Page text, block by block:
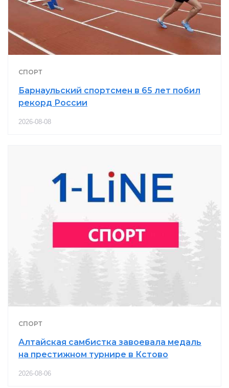
СПОРТ
Барнаульский спортсмен в 65 лет побил
рекорд России
2026-08-08
СПОРТ
Алтайская самбистка завоевала медаль
на престижном турнире в Кстово
2026-08-06